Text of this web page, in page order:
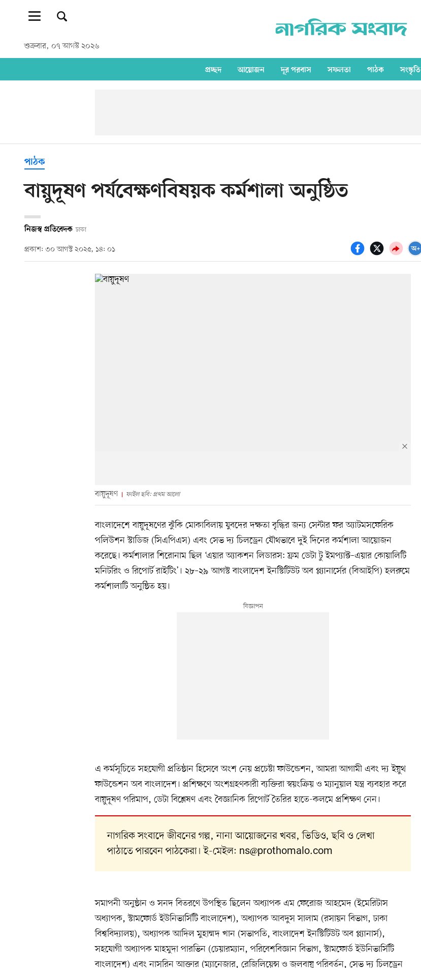
শুক্রবার, ০৭ আগস্ট ২০২৬
প্রচ্ছদ আয়োজন দূর পরবাস সফলতা পাঠক সংস্কৃতি
পাঠক
বায়ুদূষণ পর্যবেক্ষণবিষয়ক কর্মশালা অনুষ্ঠিত
নিজস্ব প্রতিবেদক ঢাকা
প্রকাশ: ৩০ আগস্ট ২০২৫, ১৪: ০১
বায়ুদূষণ ফাইল ছবি: প্রথম আলো
বাংলাদেশে বায়ুদূষণের ঝুঁকি মোকাবিলায় যুবদের দক্ষতা বৃদ্ধির জন্য সেন্টার ফর অ্যাটমসফেরিক
পলিউশন স্টাডিজ (সিএপিএস) এবং সেভ দ্য চিলড্রেন যৌথভাবে দুই দিনের কর্মশালা আয়োজন
করেছে। কর্মশালার শিরোনাম ছিল ‘এয়ার অ্যাকশন লিডারস: ফ্রম ডেটা টু ইমপ্যাক্ট–এয়ার কোয়ালিটি
মনিটরিং ও রিপোর্ট রাইটিং’। ২৮–২৯ আগস্ট বাংলাদেশ ইনস্টিটিউট অব প্ল্যানার্সের (বিআইপি) হলরুমে
কর্মশালাটি অনুষ্ঠিত হয়।
এ কর্মসূচিতে সহযোগী প্রতিষ্ঠান হিসেবে অংশ নেয় প্রচেষ্টা ফাউন্ডেশন, আমরা আগামী এবং দ্য ইয়ুথ
ফাউন্ডেশন অব বাংলাদেশ। প্রশিক্ষণে অংশগ্রহণকারী ব্যক্তিরা স্বয়ংক্রিয় ও ম্যানুয়াল যন্ত্র ব্যবহার করে
বায়ুদূষণ পরিমাপ, ডেটা বিশ্লেষণ এবং বৈজ্ঞানিক রিপোর্ট তৈরির হাতে-কলমে প্রশিক্ষণ নেন।
নাগরিক সংবাদে জীবনের গল্প, নানা আয়োজনের খবর, ভিডিও, ছবি ও লেখা
পাঠাতে পারবেন পাঠকেরা। ই-মেইল: ns@prothomalo.com
সমাপনী অনুষ্ঠান ও সনদ বিতরণে উপস্থিত ছিলেন অধ্যাপক এম ফেরোজ আহমেদ (ইমেরিটাস
অধ্যাপক, স্টামফোর্ড ইউনিভার্সিটি বাংলাদেশ), অধ্যাপক আবদুস সালাম (রসায়ন বিভাগ, ঢাকা
বিশ্ববিদ্যালয়), অধ্যাপক আদিল মুহাম্মদ খান (সভাপতি, বাংলাদেশ ইনস্টিটিউট অব প্ল্যানার্স),
সহযোগী অধ্যাপক মাহমুদা পারভিন (চেয়ারম্যান, পরিবেশবিজ্ঞান বিভাগ, স্টামফোর্ড ইউনিভার্সিটি
বাংলাদেশ) এবং নাসরিন আক্তার (ম্যানেজার, রেজিলিয়েন্স ও জলবায়ু পরিবর্তন, সেভ দ্য চিলড্রেন